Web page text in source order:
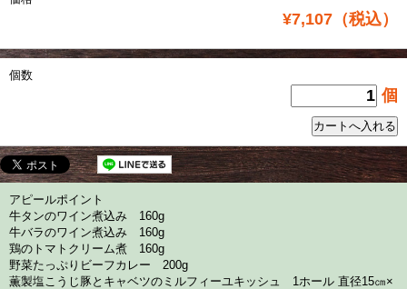
¥7,107（税込）
個数
個
アピールポイント
牛タンのワイン煮込み 160g
牛バラのワイン煮込み 160g
鶏のトマトクリーム煮 160g
野菜たっぷりビーフカレー 200g
薫製塩こうじ豚とキャベツのミルフィーユキッシュ 1ホール 直径15㎝×